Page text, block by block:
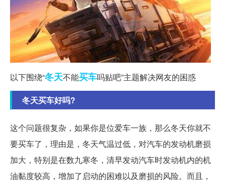
以下围绕“冬天不能买车吗贴吧”主题解决网友的困惑
冬天买车好吗?
这个问题很复杂，如果你是位爱车一族，那么冬天你就不
要买车了，理由是，冬天气温过低，对汽车的发动机磨损
加大，特别是在数九寒冬，清早发动汽车时发动机内的机
油黏度较高，增加了启动的困难以及磨损的风险。而且，